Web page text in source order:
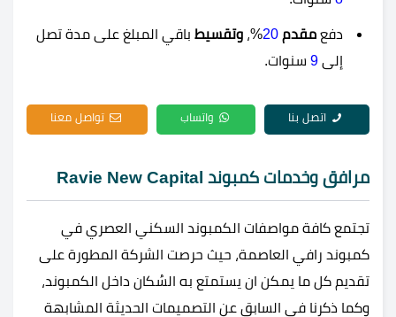
دفع مقدم 20%، وتقسيط باقي المبلغ على مدة تصل
إلى 9 سنوات.
اتصل بنا واتساب تواصل معنا
مرافق وخدمات كمبوند Ravie New Capital
تجتمع كافة مواصفات الكمبوند السكني العصري في
كمبوند رافي العاصمة، حيث حرصت الشركة المطورة على
تقديم كل ما يمكن ان يستمتع به السُكان داخل الكمبوند،
وكما ذكرنا في السابق عن التصميمات الحديثة المشابهة